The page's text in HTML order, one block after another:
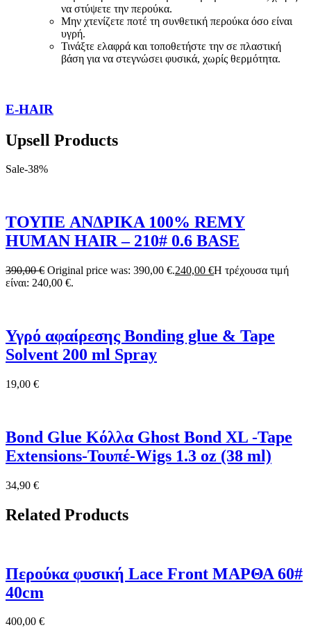
να στύψετε την περούκα.
Μην χτενίζετε ποτέ τη συνθετική περούκα όσο είναι
υγρή.
Τινάξτε ελαφρά και τοποθετήστε την σε πλαστική
βάση για να στεγνώσει φυσικά, χωρίς θερμότητα.
E-HAIR
Upsell Products
Sale-38%
ΤΟΥΠΕ ANΔΡΙΚΑ 100% REMY
HUMAN HAIR – 210# 0.6 BASE
390,00€ Original price was: 390,00 €.240,00 €Η τρέχουσα τιμή
είναι: 240,00 €.
Υγρό αφαίρεσης Bonding glue & Tape
Solvent 200 ml Spray
19,00 €
Bond Glue Κόλλα Ghost Bond XL -Tape
Extensions-Τουπέ-Wigs 1.3 oz (38 ml)
34,90 €
Related Products
Περούκα φυσική Lace Front ΜΑΡΘΑ 60#
40cm
400,00 €